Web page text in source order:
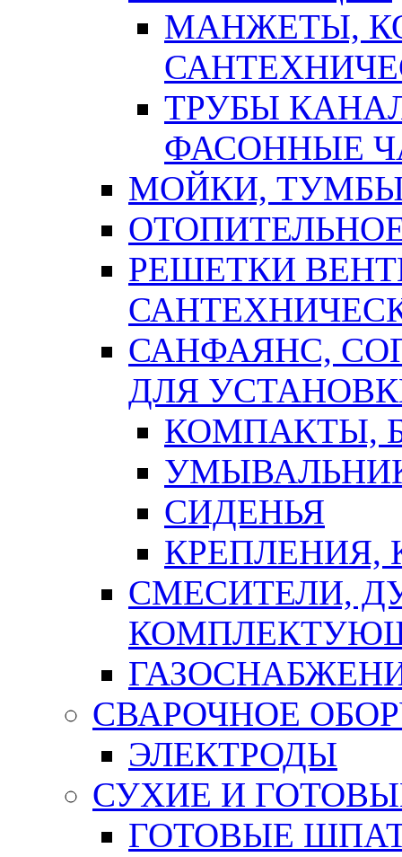
МАНЖЕТЫ,
ТРУБЫ
ФАСОННЫЕ
МОЙКИ,
РЕШЕТКИ
САНФАЯНС,
ДЛЯ
КОМПАКТЫ,
СИДЕНЬЯ
СМЕСИТЕЛИ,
СВАРОЧНОЕ
ЭЛЕКТРОДЫ
СУХИЕ И
ГОТОВЫЕ